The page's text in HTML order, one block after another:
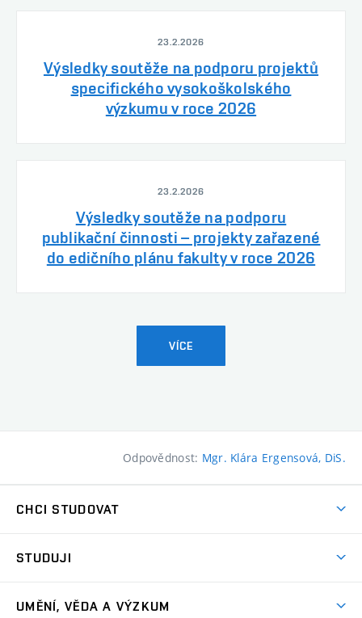
23.2.2026
Výsledky soutěže na podporu projektů
specifického vysokoškolského
výzkumu v roce 2026
23.2.2026
Výsledky soutěže na podporu
publikační činnosti – projekty zařazené
do edičního plánu fakulty v roce 2026
VÍCE
Odpovědnost: Mgr. Klára Ergensová, DiS.
CHCI STUDOVAT
Přijímačky
STUDUJI
UMĚNÍ, VĚDA A VÝZKUM